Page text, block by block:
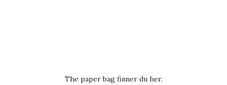
The paper bag finner du her.